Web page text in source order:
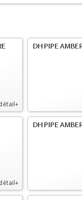
détail+
DH PIPE
détail+
DH PIPE